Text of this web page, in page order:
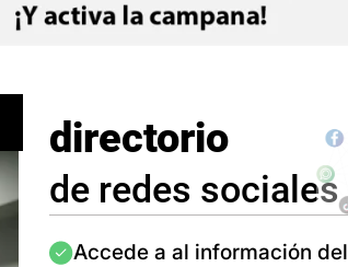
directorio
de redes sociales
Imagen
Accede a al información del